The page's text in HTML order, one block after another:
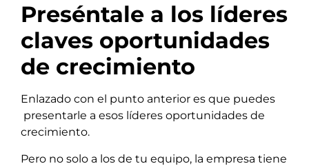
Preséntale a los líderes
claves oportunidades
de crecimiento
Enlazado con el punto anterior es que puedes
presentarle a esos líderes oportunidades de
crecimiento.
Pero no solo a los de tu equipo, la empresa tiene